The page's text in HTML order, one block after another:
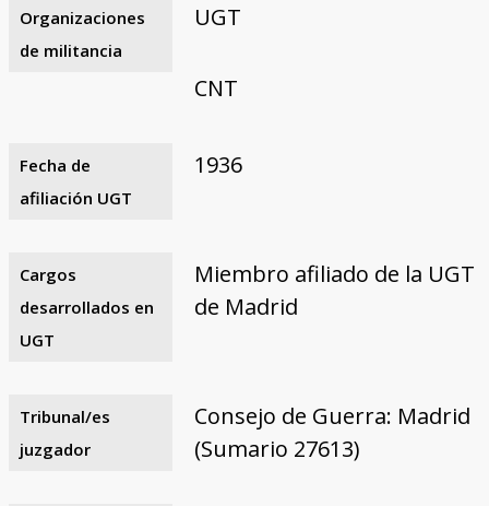
Organizaciones
de militancia
UGT
CNT
Fecha de
afiliación UGT
1936
Cargos
desarrollados en
UGT
Miembro afiliado de la UGT
de Madrid
Tribunal/es
juzgador
Consejo de Guerra: Madrid
(Sumario 27613)